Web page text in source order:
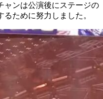
ャンは公演後にステージの
ために努力しました。